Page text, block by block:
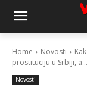
Home Novosti
prostituciju u Srbiji, a...
Novosti